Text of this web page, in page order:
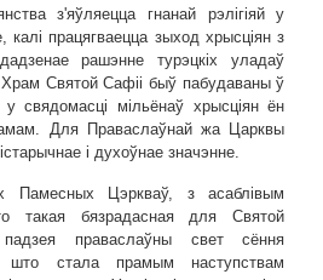
з'яўляецца гнанай рэлігіяй у
калі працягваецца зыход хрысціян з
рашэнне турэцкіх уладаў
Святой Сафіі быў пабудаваны ў
свядомасці мільёнаў хрысціян ён
Для Праваслаўнай жа Царквы
і духоўнае значэнне.
Памесных Цэркваў, з асаблівым
такая бязрадасная для Святой
праваслаўны свет сёння
што стала прамым наступствам